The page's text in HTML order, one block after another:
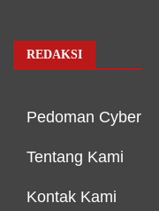
REDAKSI
Pedoman Cyber
Tentang Kami
Kontak Kami